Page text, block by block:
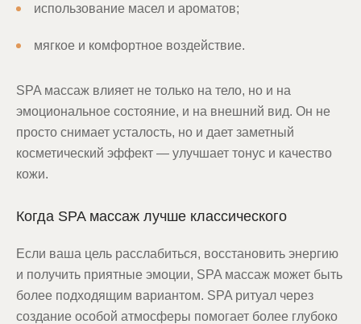
использование масел и ароматов;
мягкое и комфортное воздействие.
SPA массаж влияет не только на тело, но и на
эмоциональное состояние, и на внешний вид. Он не
просто снимает усталость, но и дает заметный
косметический эффект — улучшает тонус и качество
кожи.
Когда SPA массаж лучше классического
Если ваша цель расслабиться, восстановить энергию
и получить приятные эмоции, SPA массаж может быть
более подходящим вариантом. SPA ритуал через
создание особой атмосферы помогает более глубоко